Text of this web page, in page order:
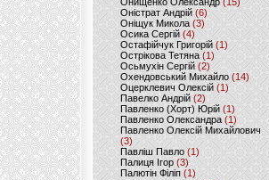
Оністрат Андрій (6)
Оніщук Микола (3)
Осика Сергій(4)
Остафійчук Григорій(1)
Острікова Тетяна (1)
Осьмухін Сергій (2)
Охендовський Михайло (14)
Оцерклевич Олексій (1)
Павелко Андрій (2)
Павленко (Хорт) Юрій (1)
Павленко Олександра (1)
Павленко Олексій Михайлович
(3)
Павліш Павло(1)
Палиця Ігор (3)
Палютін Філіп(1)